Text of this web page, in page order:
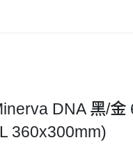
DNA 黑/金
360x300mm)